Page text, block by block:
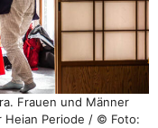
Frauen und Männer
Heian Periode / © Foto: